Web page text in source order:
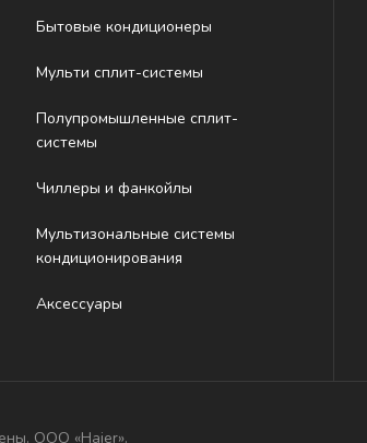
Бытовые кондиционеры
Мульти сплит-системы
Полупромышленные сплит-
системы
Чиллеры и фанкойлы
Мультизональные системы
кондиционирования
Аксессуары
ООО «Haier».